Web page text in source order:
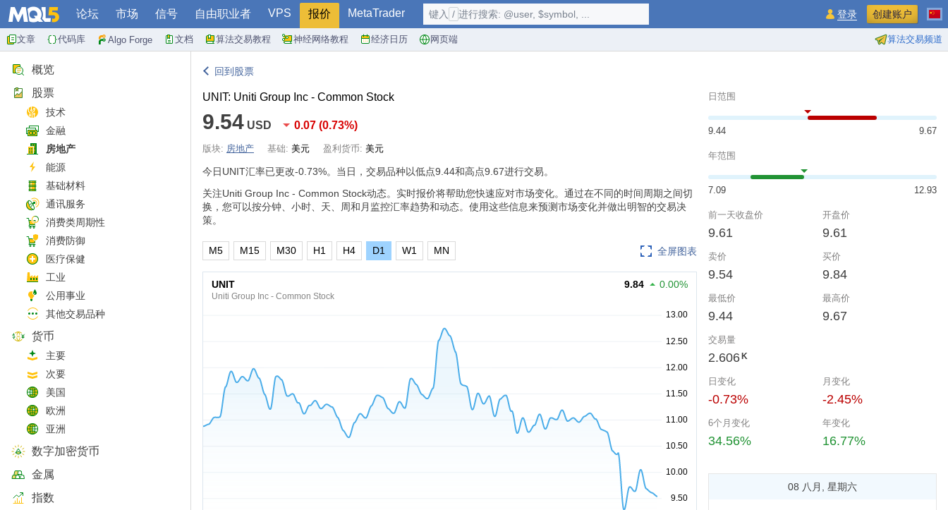
论坛 市场 信号 自由职业者 VPS 报价 MetaTrader
文章 代码库 Algo Forge 文档 算法交易教程 神经网络教程 经济日历 网页端 算法交易频道
键入 / 进行搜索: @user, $symbol, ... 登录 创建账户
概览
股票
技术
金融
房地产
能源
基础材料
通讯服务
消费类周期性
消费防御
医疗保健
工业
公用事业
其他交易品种
货币
主要
次要
美国
欧洲
亚洲
数字加密货币
金属
指数
回到股票
UNIT: Uniti Group Inc - Common Stock
9.54 USD 0.07 (0.73%)
版块: 房地产 基础: 美元 盈利货币: 美元
今日UNIT汇率已更改-0.73%。当日，交易品种以低点9.44和高点9.67进行交易。
关注Uniti Group Inc - Common Stock动态。实时报价将帮助您快速应对市场变化。通过在不同的时间周期之间切
换，您可以按分钟、小时、天、周和月监控汇率趋势和动态。使用这些信息来预测市场变化并做出明智的交易决
策。
全屏图表
M5 M15 M30 H1 H4 D1 W1 MN
UNIT
Uniti Group Inc - Common Stock
9.84 0.00%
日范围
9.44 9.67
年范围
7.09 12.93
前一天收盘价
9.61
开盘价
9.61
卖价
9.54
买价
9.84
最低价
9.44
最高价
9.67
交易量
2.606 K
日变化
-0.73%
月变化
-2.45%
6个月变化
34.56%
年变化
16.77%
08 八月, 星期六